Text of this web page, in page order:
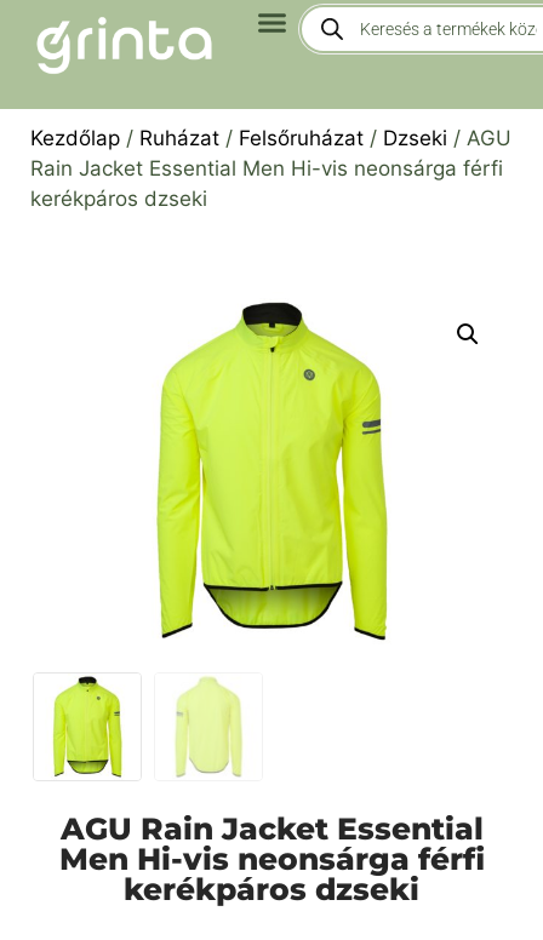
Kezdőlap / Ruházat / Felsőruházat / Dzseki / AGU
Rain Jacket Essential Men Hi-vis neonsárga férfi
kerékpáros dzseki
AGU Rain Jacket Essential
Men Hi-vis neonsárga férfi
kerékpáros dzseki